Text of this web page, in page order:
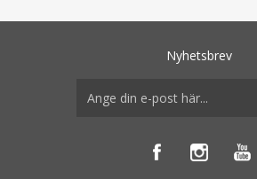
Nyhetsbrev